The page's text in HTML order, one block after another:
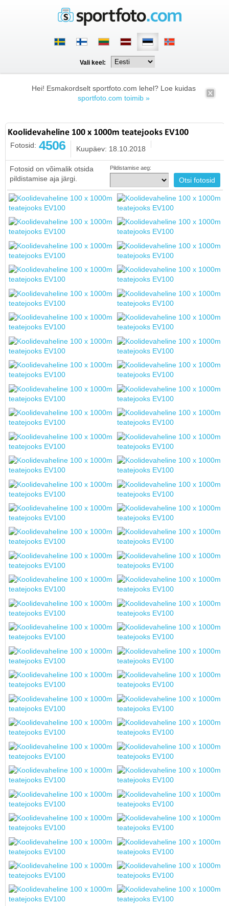
Vali keel:
Hei! Esmakordselt sportfoto.com lehel? Loe kuidas
sportfoto.com toimib »
Koolidevaheline 100 x 1000m teatejooks EV100
Fotosid: 4506 Kuupäev: 18.10.2018
Fotosid on võimalik otsida
pildistamise aja järgi.
Pildistamise aeg: